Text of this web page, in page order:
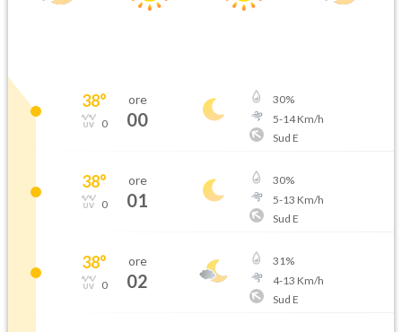
38°
0
ore
00
30%
5-14Km/h
Sud E
38°
0
ore
01
30%
5-13 Km/h
Sud E
38°
0
ore
02
31%
4-13 Km/h
Sud E